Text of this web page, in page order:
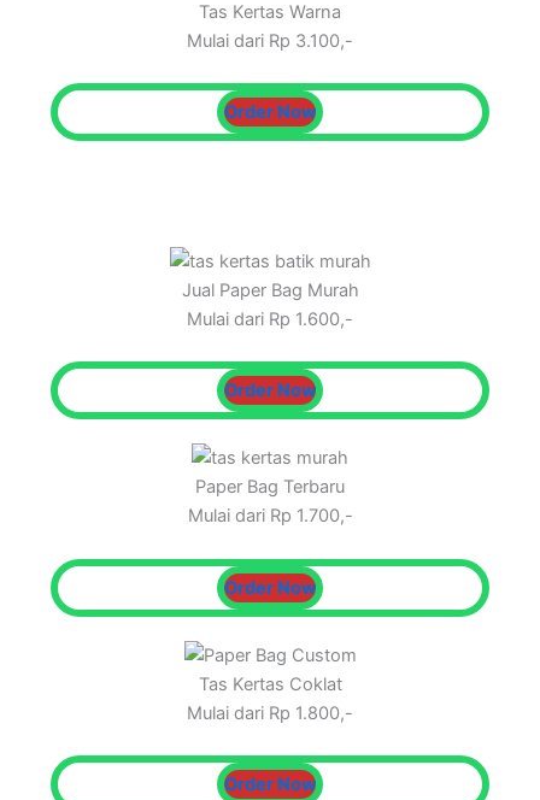
Tas Kertas Warna
Mulai dari Rp 3.100,-
Order Now
Jual Paper Bag Murah
Mulai dari Rp 1.600,-
Order Now
Paper Bag Terbaru
Mulai dari Rp 1.700,-
Order Now
Tas Kertas Coklat
Mulai dari Rp 1.800,-
Order Now